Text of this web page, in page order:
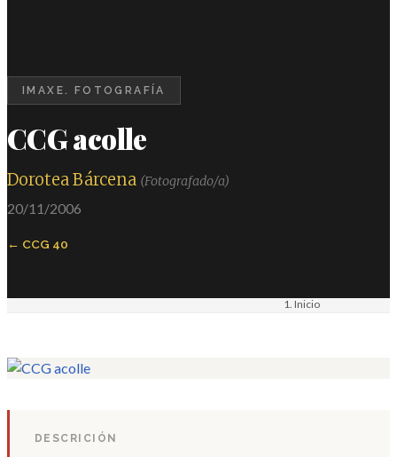
IMAXE. FOTOGRAFÍA
CCG acolle
Dorotea Bárcena (Fotografado/a)
20/11/2006
CCG 40
Inicio
DESCRICIÓN